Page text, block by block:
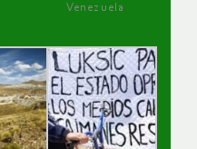
Venezuela